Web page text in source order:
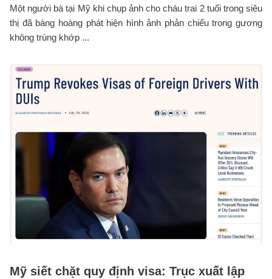
Một người bà tại Mỹ khi chụp ảnh cho cháu trai 2 tuổi trong siêu
thị đã bàng hoàng phát hiện hình ảnh phản chiếu trong gương
không trùng khớp ...
Mỹ siết chặt quy định visa: Trục xuất lập